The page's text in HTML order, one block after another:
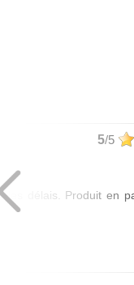
5/5
les délais. Produit en